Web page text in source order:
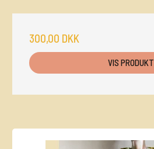
300,00 DKK
VIS PRODUKT